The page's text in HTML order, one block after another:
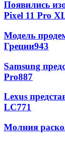
Появились
Pixel 11 Pro
Модель
Греции943
Samsung
Pro887
Lexus
LC771
Молния